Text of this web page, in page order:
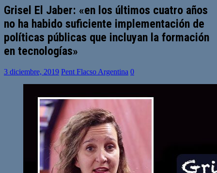
Grisel El Jaber: «en los últimos cuatro años
no ha habido suficiente implementación de
políticas públicas que incluyan la formación
en tecnologías»
3 diciembre, 2019 Pent Flacso Argentina 0